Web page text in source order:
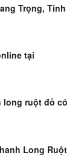
Trọng, Tinh
tại
long ruột đỏ có
Long Ruột